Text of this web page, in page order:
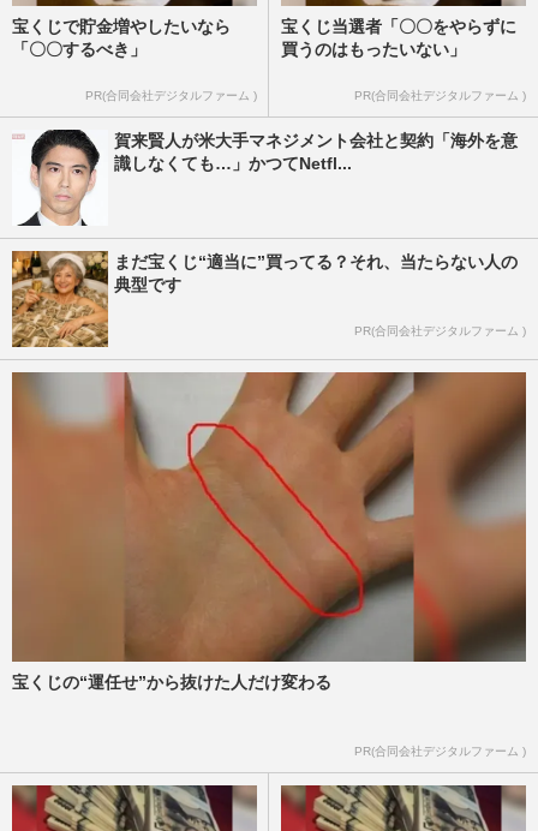
宝くじで貯金増やしたいなら
「〇〇するべき」
PR(合同会社デジタルファーム )
宝くじ当選者「〇〇をやらずに
買うのはもったいない」
PR(合同会社デジタルファーム )
賀来賢人が米大手マネジメント会社と契約「海外を意
識しなくても…」かつてNetfl...
まだ宝くじ“適当に”買ってる？それ、当たらない人の
典型です
PR(合同会社デジタルファーム )
宝くじの“運任せ”から抜けた人だけ変わる
PR(合同会社デジタルファーム )